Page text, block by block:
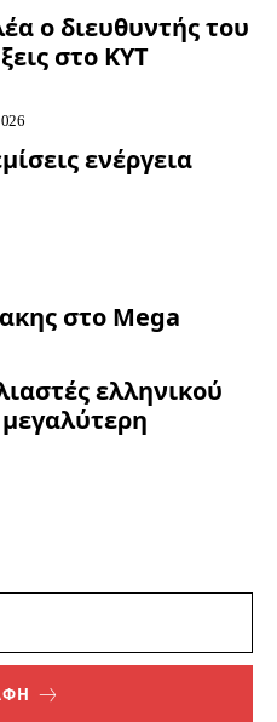
ο διευθυντής του
στο ΚΥΤ
ενέργεια
στο Mega
ελληνικού